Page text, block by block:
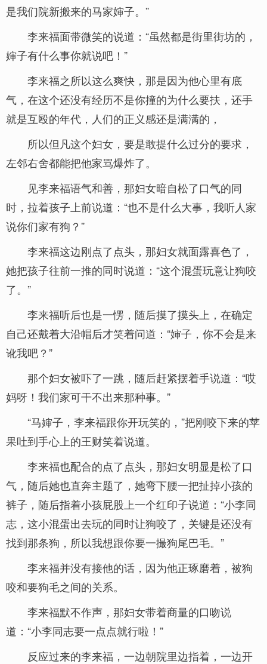
是我们院新搬来的马家婶子。”
李来福面带微笑的说道：“虽然都是街里街坊的，
婶子有什么事你就说吧！”
李来福之所以这么爽快，那是因为他心里有底
气，在这个还没有经历不是你撞的为什么要扶，还手
就是互殴的年代，人们的正义感还是满满的，
所以但凡这个妇女，要是敢提什么过分的要求，
左邻右舍都能把他家骂爆炸了。
见李来福语气和善，那妇女暗自松了口气的同
时，拉着孩子上前说道：“也不是什么大事，我听人家
说你们家有狗？”
李来福这边刚点了点头，那妇女就面露喜色了，
她把孩子往前一推的同时说道：“这个混蛋玩意让狗咬
了。”
李来福听后也是一愣，随后摸了摸头上，在确定
自己还戴着大沿帽后才笑着问道：“婶子，你不会是来
讹我吧？”
那个妇女被吓了一跳，随后赶紧摆着手说道：“哎
妈呀！我们家可干不出来那种事。”
“马婶子，李来福跟你开玩笑的，”把刚咬下来的苹
果吐到手心上的王财笑着说道。
李来福也配合的点了点头，那妇女明显是松了口
气，随后她也直奔主题了，她弯下腰一把扯掉小孩的
裤子，随后指着小孩屁股上一个红印子说道：“小李同
志，这小混蛋出去玩的同时让狗咬了，关键是还没有
找到那条狗，所以我想跟你要一撮狗尾巴毛。”
李来福并没有接他的话，因为他正琢磨着，被狗
咬和要狗毛之间的关系。
李来福默不作声，那妇女带着商量的口吻说
道：“小李同志要一点点就行啦！”
反应过来的李来福，一边朝院里边指着，一边开